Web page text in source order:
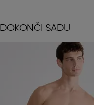
DOKONČI SADU